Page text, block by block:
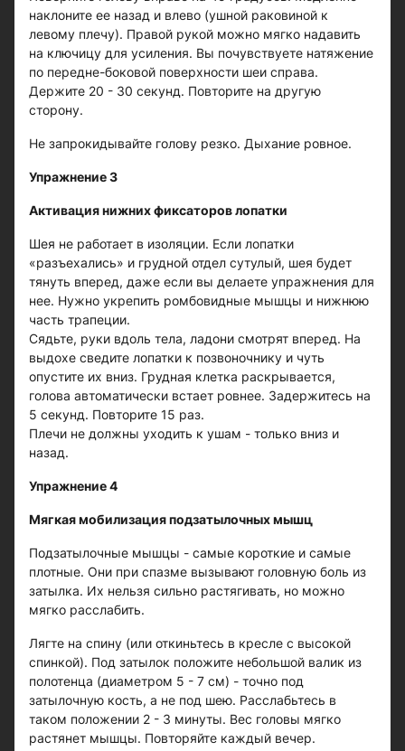
наклоните ее назад и влево (ушной раковиной к
левому плечу). Правой рукой можно мягко надавить
на ключицу для усиления. Вы почувствуете натяжение
по передне-боковой поверхности шеи справа.
Держите 20 - 30 секунд. Повторите на другую
сторону.
Не запрокидывайте голову резко. Дыхание ровное.
Упражнение 3
Активация нижних фиксаторов лопатки
Шея не работает в изоляции. Если лопатки
«разъехались» и грудной отдел сутулый, шея будет
тянуть вперед, даже если вы делаете упражнения для
нее. Нужно укрепить ромбовидные мышцы и нижнюю
часть трапеции.
Сядьте, руки вдоль тела, ладони смотрят вперед. На
выдохе сведите лопатки к позвоночнику и чуть
опустите их вниз. Грудная клетка раскрывается,
голова автоматически встает ровнее. Задержитесь на
5 секунд. Повторите 15 раз.
Плечи не должны уходить к ушам - только вниз и
назад.
Упражнение 4
Мягкая мобилизация подзатылочных мышц
Подзатылочные мышцы - самые короткие и самые
плотные. Они при спазме вызывают головную боль из
затылка. Их нельзя сильно растягивать, но можно
мягко расслабить.
Лягте на спину (или откиньтесь в кресле с высокой
спинкой). Под затылок положите небольшой валик из
полотенца (диаметром 5 - 7 см) - точно под
затылочную кость, а не под шею. Расслабьтесь в
таком положении 2 - 3 минуты. Вес головы мягко
растянет мышцы. Повторяйте каждый вечер.